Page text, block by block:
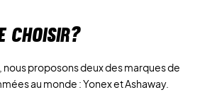
CHOISIR?
proposons deux des marques de
au monde : Yonex et Ashaway.